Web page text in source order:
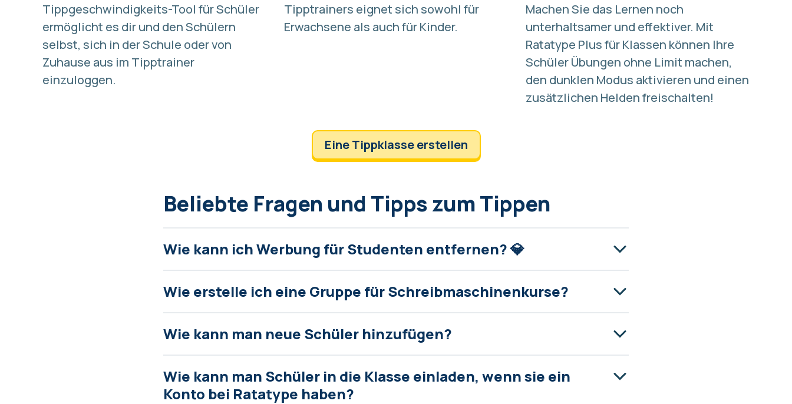
Tippgeschwindigkeits-Tool für Schüler
ermöglicht es dir und den Schülern
selbst, sich in der Schule oder von
Zuhause aus im Tipptrainer
einzuloggen.
Tipptrainers eignet sich sowohl für
Erwachsene als auch für Kinder.
Machen Sie das Lernen noch
unterhaltsamer und effektiver. Mit
Ratatype Plus für Klassen können Ihre
Schüler Übungen ohne Limit machen,
den dunklen Modus aktivieren und einen
zusätzlichen Helden freischalten!
Eine Tippklasse erstellen
Beliebte Fragen und Tipps zum Tippen
Wie kann ich Werbung für Studenten entfernen? 💎
Wie erstelle ich eine Gruppe für Schreibmaschinenkurse?
Wie kann man neue Schüler hinzufügen?
Wie kann man Schüler in die Klasse einladen, wenn sie ein
Konto bei Ratatype haben?